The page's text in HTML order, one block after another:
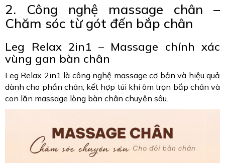
2. Công nghệ massage chân –
Chăm sóc từ gót đến bắp chân
Leg Relax 2in1 – Massage chính xác
vùng gan bàn chân
Leg Relax 2in1 là công nghệ massage cơ bản và hiệu quả
dành cho phần chân, kết hợp túi khí ôm trọn bắp chân và
con lăn massage lòng bàn chân chuyên sâu.